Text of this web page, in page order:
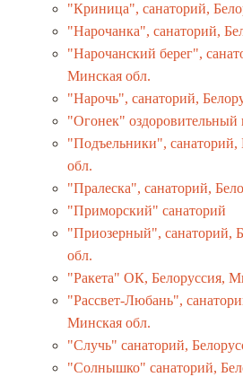
"Криница", санаторий,
"Нарочанка", санаторий,
"Нарочанский берег",
Минская обл.
"Нарочь", санаторий,
"Огонек" оздоровительный
"Подъельники", санаторий,
обл.
"Пралеска", санаторий,
"Приморский" санаторий
"Приозерный", санаторий,
обл.
"Ракета" ОК, Белоруссия,
"Рассвет-Любань",
Минская обл.
"Случь" санаторий,
"Солнышко" санаторий,